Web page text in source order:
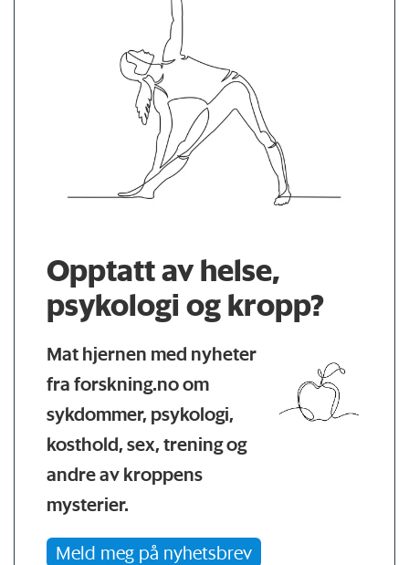
Opptatt av helse,
psykologi og kropp?
Mat hjernen med nyheter
fra forskning.no om
sykdommer, psykologi,
kosthold, sex, trening og
andre av kroppens
mysterier.
Meld meg på nyhetsbrev